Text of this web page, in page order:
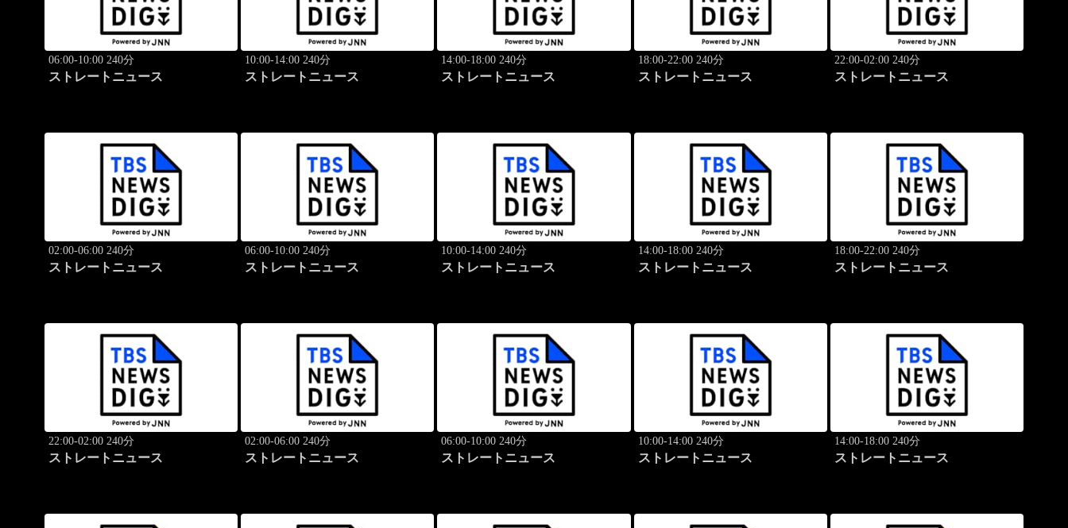
06:00-10:00 240分
ストレートニュース
10:00-14:00 240分
ストレートニュース
14:00-18:00 240分
ストレートニュース
18:00-22:00 240分
ストレートニュース
22:00-02:00 240分
ストレートニュース
02:00-06:00 240分
ストレートニュース
06:00-10:00 240分
ストレートニュース
10:00-14:00 240分
ストレートニュース
14:00-18:00 240分
ストレートニュース
18:00-22:00 240分
ストレートニュース
22:00-02:00 240分
ストレートニュース
02:00-06:00 240分
ストレートニュース
06:00-10:00 240分
ストレートニュース
10:00-14:00 240分
ストレートニュース
14:00-18:00 240分
ストレートニュース